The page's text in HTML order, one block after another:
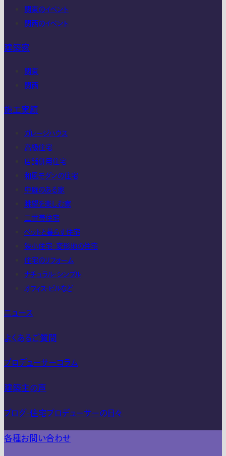
関東のイベント
関西のイベント
建築家
関東
関西
施工実績
ガレージハウス
高級住宅
店舗併用住宅
和風モダンの住宅
中庭のある家
眺望を楽しむ家
二世帯住宅
ペットと暮らす住宅
狭小住宅・変形地の住宅
住宅のリフォーム
ナチュラル・シンプル
オフィス・ビルなど
ニュース
よくあるご質問
プロデューサーコラム
建築主の声
ブログ-住宅プロデューサーの日々
各種お問い合わせ